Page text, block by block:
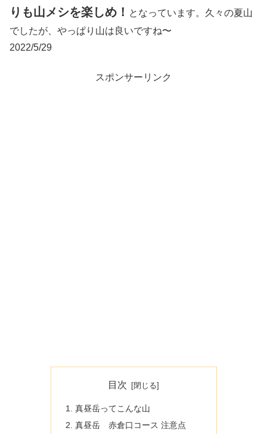
りも山メシを楽しめ！ となっています。久々の夏山
でしたが、やっぱり山は良いですね〜
2022/5/29
スポンサーリンク
目次
真昼岳ってこんな山
真昼岳 赤倉口コース 注意点